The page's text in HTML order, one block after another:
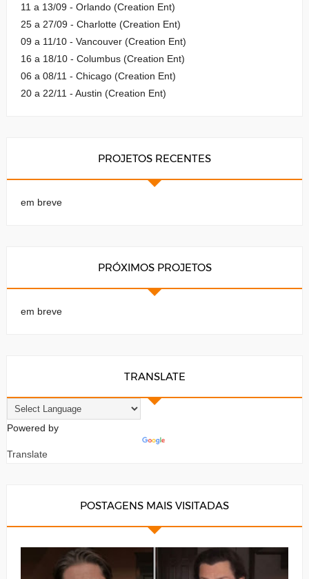
11 a 13/09 - Orlando (Creation Ent)
25 a 27/09 - Charlotte (Creation Ent)
09 a 11/10 - Vancouver (Creation Ent)
16 a 18/10 - Columbus (Creation Ent)
06 a 08/11 - Chicago (Creation Ent)
20 a 22/11 - Austin (Creation Ent)
PROJETOS RECENTES
em breve
PRÓXIMOS PROJETOS
em breve
TRANSLATE
Powered by
Translate
POSTAGENS MAIS VISITADAS